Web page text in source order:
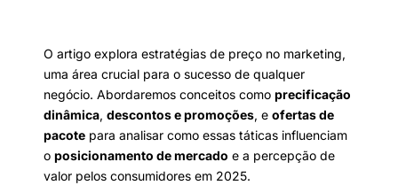
O artigo explora estratégias de preço no marketing,
uma área crucial para o sucesso de qualquer
negócio. Abordaremos conceitos como precificação
dinâmica, descontos e promoções, e ofertas de
pacote para analisar como essas táticas influenciam
o posicionamento de mercado e a percepção de
valor pelos consumidores em 2025.